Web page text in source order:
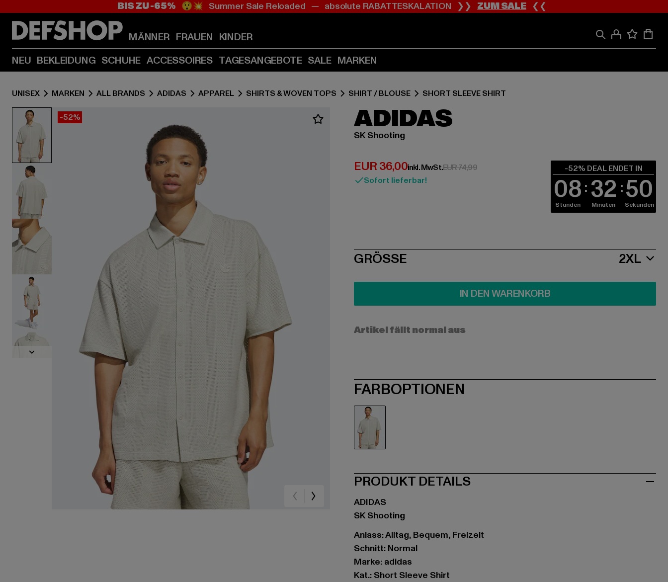
Zum
(Enter
drücken)
Zum
(Enter
drücken)
BIS ZU -65% 😲💥 Summer Sale Reloaded — absolute RABATTESKALATION ❯❯ZUM SALE❮❮
MÄNNER FRAUEN KINDER
NEU BEKLEIDUNG SCHUHE ACCESSOIRES TAGESANGEBOTE SALE MARKEN
UNISEX MARKEN ALL BRANDS ADIDAS APPAREL SHIRTS & WOVEN TOPS SHIRT / BLOUSE SHORT SLEEVE SHIRT
-52% ADIDAS
SK Shooting
EUR 36,00
Derzeitiger Preis: EUR 36,00
inkl. MwSt.EUR 74,99Aktionspreis: EUR 74,99
Sofort lieferbar!
-52% DEAL ENDET IN
08
Stunden 32
Minuten 49
Sekunden
SIZE
GRÖSSE 2XL
IN DEN WARENKORB
Artikel fällt normal aus
FARBOPTIONEN
PRODUKT DETAILS
ADIDAS
SK Shooting
Anlass: Alltag, Bequem, Freizeit
Schnitt: Normal
Marke: adidas
Kat.: Short Sleeve Shirt